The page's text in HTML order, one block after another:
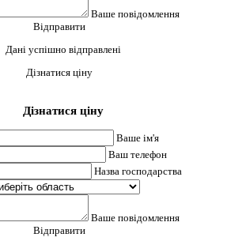
Ваше повідомлення
Відправити
Дані успішно відправлені
Дізнатися ціну
Дізнатися ціну
Ваше ім'я
Ваш телефон
Назва господарства
Ваше повідомлення
Відправити